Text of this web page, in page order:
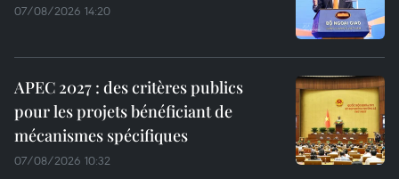
07/08/2026 14:20
APEC 2027 : des critères publics
pour les projets bénéficiant de
mécanismes spécifiques
07/08/2026 10:32